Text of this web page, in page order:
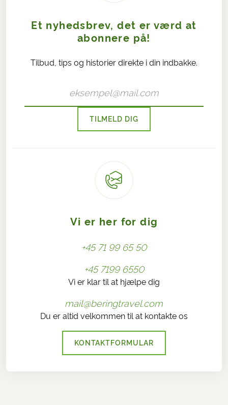
Et nyhedsbrev, det er værd at
abonnere på!
Tilbud, tips og historier direkte i din indbakke.
TILMELD DIG
Vi er her for dig
+45 71 99 65 50
+45 7199 6550
Vi er klar til at hjælpe dig
mail@beringtravel.com
Du er altid velkommen til at kontakte os
KONTAKTFORMULAR